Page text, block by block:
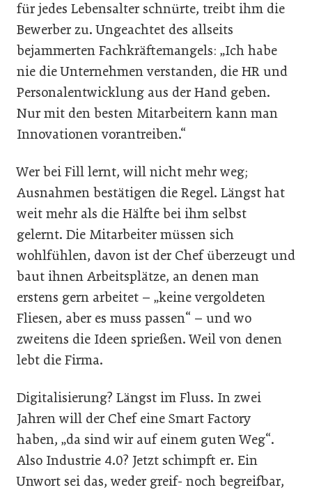
für jedes Lebensalter schnürte, treibt ihm die
Bewerber zu. Ungeachtet des allseits
bejammerten Fachkräftemangels: „Ich habe
nie die Unternehmen verstanden, die HR und
Personalentwicklung aus der Hand geben.
Nur mit den besten Mitarbeitern kann man
Innovationen vorantreiben.“
Wer bei Fill lernt, will nicht mehr weg;
Ausnahmen bestätigen die Regel. Längst hat
weit mehr als die Hälfte bei ihm selbst
gelernt. Die Mitarbeiter müssen sich
wohlfühlen, davon ist der Chef überzeugt und
baut ihnen Arbeitsplätze, an denen man
erstens gern arbeitet – „keine vergoldeten
Fliesen, aber es muss passen“ – und wo
zweitens die Ideen sprießen. Weil von denen
lebt die Firma.
Digitalisierung? Längst im Fluss. In zwei
Jahren will der Chef eine Smart Factory
haben, „da sind wir auf einem guten Weg“.
Also Industrie 4.0? Jetzt schimpft er. Ein
Unwort sei das, weder greif- noch begreifbar,